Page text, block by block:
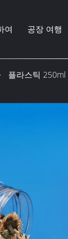
여 공장 여행
플라스틱